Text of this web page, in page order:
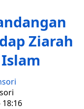
Ziarah
18:16